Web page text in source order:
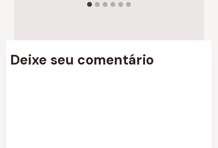
Deixe seu comentário